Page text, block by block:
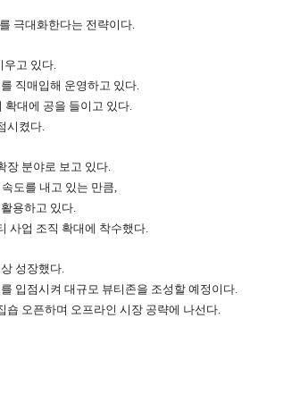
극대화한다는 전략이다.
우고 있다.
직매입해 운영하고 있다.
확대에 공을 들이고 있다.
시켰다.
장 분야로 보고 있다.
도를 내고 있는 만큼,
용하고 있다.
사업 조직 확대에 착수했다.
성장했다.
입점시켜 대규모 뷰티존을 조성할 예정이다.
숍 오픈하며 오프라인 시장 공략에 나선다.